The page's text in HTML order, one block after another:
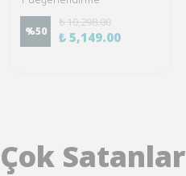
%50
₺ 10,298.00
₺ 5,149.00
Çok Satanlar